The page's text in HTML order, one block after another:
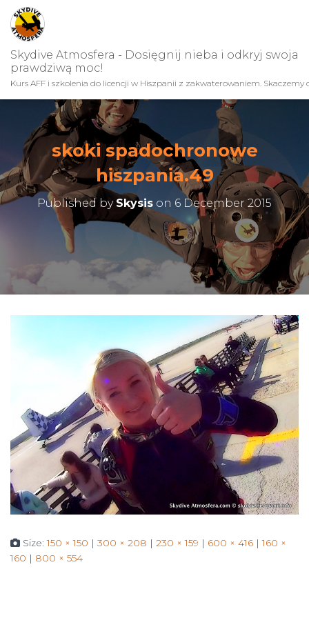
Skydive Atmosfera - Dosięgnij nieba i odkryj swoja
prawdziwą moc!
Kurs AFF i szkolenia do licencji w Hiszpanii z zakwaterowaniem. Skaczemy
skoki spadochronowe
hiszpania.49
Published by Skysis on 6 December 2015
Size:150 × 150 | 300 × 208 | 230 × 159 | 600 × 416 | 160 ×
160 | 800 × 554